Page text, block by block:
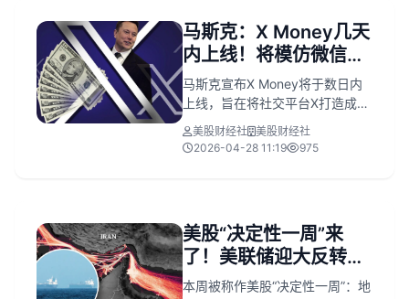
vs 5年均值34x），同时买入
QQQ、英伟达及半导体ETF看跌
软4月29日财报将验证其策略。
马斯克：X Money几天
内上线！将模仿微信打
造超级应用
马斯克宣布X Money将于数日内
上线，旨在将社交平台X打造成类
似微信的超级应用，集成支付、
储蓄（6%年利率）、现金返还
约、马萨诸塞州）、盈利模式不
明、电商基建薄弱等挑战，行业
怀疑态度。
美股财经社 美股财经社
2026-04-28 11:19
975
美股“决定性一周”来
了！美联储迎大反转，
科技巨头财报炸场
本周被称作美股“决定性一周”：地